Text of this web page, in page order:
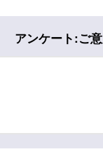
アンケート:ご